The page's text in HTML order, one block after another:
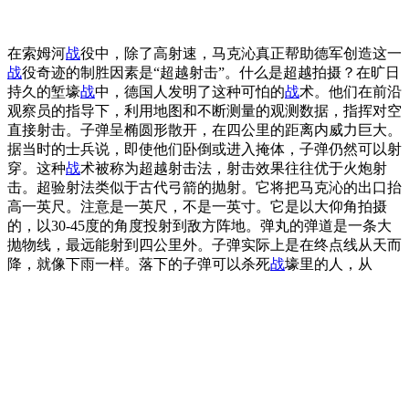
在索姆河战役中，除了高射速，马克沁真正帮助德军创造这一
战役奇迹的制胜因素是“超越射击”。什么是超越拍摄？在旷日
持久的堑壕战中，德国人发明了这种可怕的战术。他们在前沿
观察员的指导下，利用地图和不断测量的观测数据，指挥对空
直接射击。子弹呈椭圆形散开，在四公里的距离内威力巨大。
据当时的士兵说，即使他们卧倒或进入掩体，子弹仍然可以射
穿。这种战术被称为超越射击法，射击效果往往优于火炮射
击。超验射法类似于古代弓箭的抛射。它将把马克沁的出口抬
高一英尺。注意是一英尺，不是一英寸。它是以大仰角拍摄
的，以30-45度的角度投射到敌方阵地。弹丸的弹道是一条大
抛物线，最远能射到四公里外。子弹实际上是在终点线从天而
降，就像下雨一样。落下的子弹可以杀死战壕里的人，从